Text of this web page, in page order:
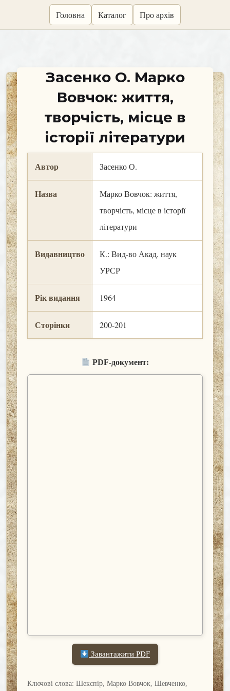
Головна Каталог Про архів
Засенко О. Марко
Вовчок: життя,
творчість, місце в
історії літератури
Автор Засенко О.
Назва
Марко Вовчок: життя,
творчість, місце в історії
літератури
Видавництво
К.: Вид-во Акад. наук
УРСР
Рік видання 1964
Сторінки 200-201
PDF-документ:
Завантажити PDF
Ключові слова: Шекспір, Марко Вовчок, Шевченко,